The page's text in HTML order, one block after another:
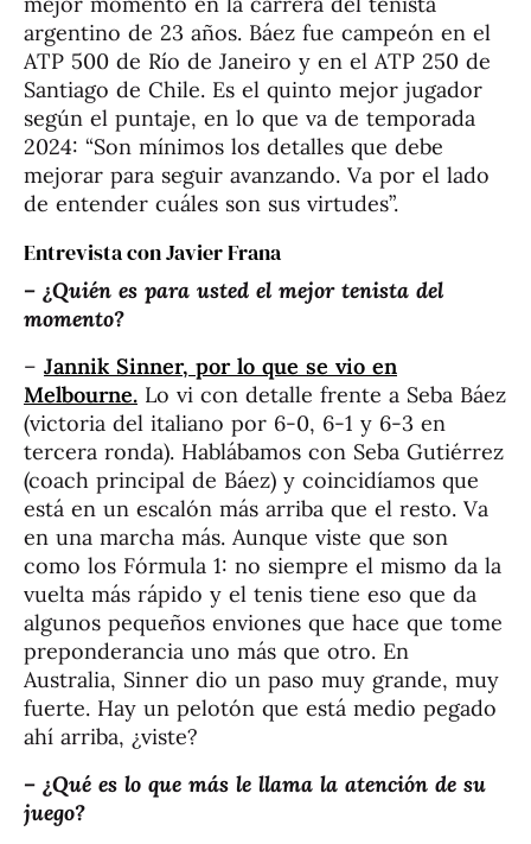
argentino de 23 años. Báez fue campeón en el
ATP 500 de Río de Janeiro y en el ATP 250 de
Santiago de Chile. Es el quinto mejor jugador
según el puntaje, en lo que va de temporada
2024: “Son mínimos los detalles que debe
mejorar para seguir avanzando. Va por el lado
de entender cuáles son sus virtudes”.
Entrevista con Javier Frana
– ¿Quién es para usted el mejor tenista del
momento?
– Jannik Sinner, por lo que se vio en
Melbourne. Lo vi con detalle frente a Seba Báez
(victoria del italiano por 6-0, 6-1 y 6-3 en
tercera ronda). Hablábamos con Seba Gutiérrez
(coach principal de Báez) y coincidíamos que
está en un escalón más arriba que el resto. Va
en una marcha más. Aunque viste que son
como los Fórmula 1: no siempre el mismo da la
vuelta más rápido y el tenis tiene eso que da
algunos pequeños enviones que hace que tome
preponderancia uno más que otro. En
Australia, Sinner dio un paso muy grande, muy
fuerte. Hay un pelotón que está medio pegado
ahí arriba, ¿viste?
– ¿Qué es lo que más le llama la atención de su
juego?